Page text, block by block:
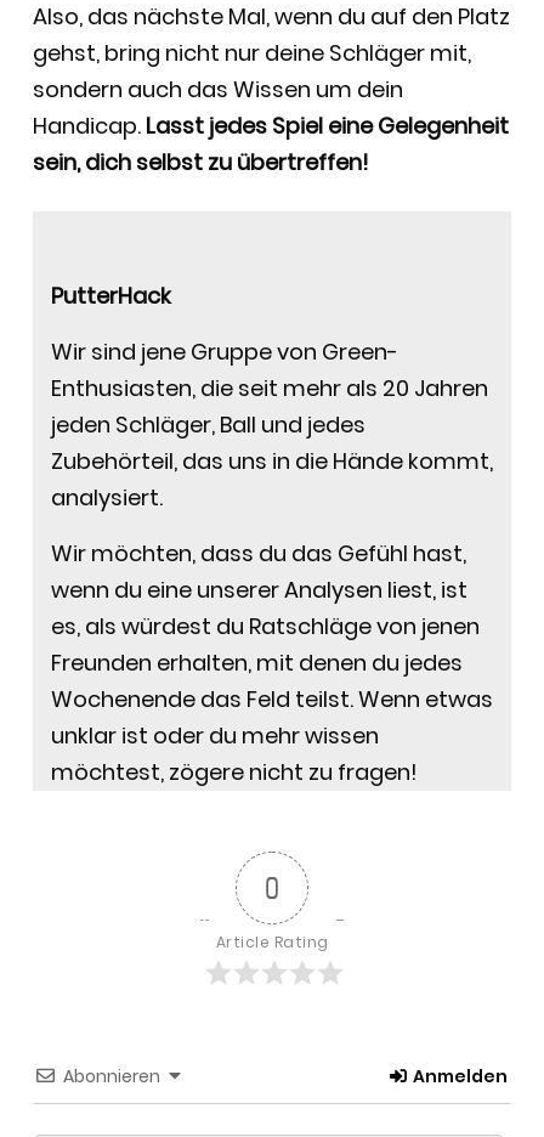
Also, das nächste Mal, wenn du auf den Platz
gehst, bring nicht nur deine Schläger mit,
sondern auch das Wissen um dein
Handicap. Lasst jedes Spiel eine Gelegenheit
sein, dich selbst zu übertreffen!
PutterHack
Wir sind jene Gruppe von Green-
Enthusiasten, die seit mehr als 20 Jahren
jeden Schläger, Ball und jedes
Zubehörteil, das uns in die Hände kommt,
analysiert.
Wir möchten, dass du das Gefühl hast,
wenn du eine unserer Analysen liest, ist
es, als würdest du Ratschläge von jenen
Freunden erhalten, mit denen du jedes
Wochenende das Feld teilst. Wenn etwas
unklar ist oder du mehr wissen
möchtest, zögere nicht zu fragen!
0
Article Rating
Abonnieren Anmelden